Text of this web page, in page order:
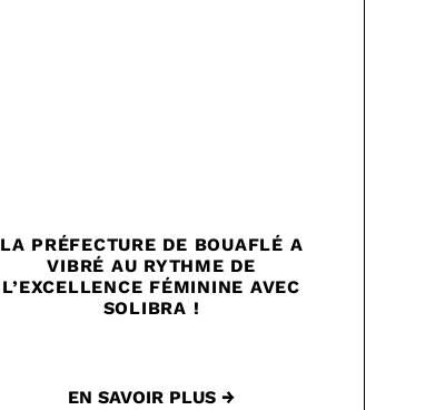
LA PRÉFECTURE DE BOUAFLÉ A
VIBRÉ AU RYTHME DE
L’EXCELLENCE FÉMININE AVEC
SOLIBRA !
EN SAVOIR PLUS →